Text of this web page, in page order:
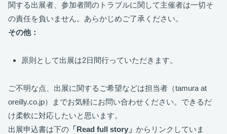
関する出展者、参加者間のトラブルに関して主催者は一切そ
の責任を負いません。あらかじめご了承ください。
その他：
原則として出展は2日間行っていただきます。
ご不明な点、出展に関するご希望などは担当者（tamura at
oreilly.co.jp）までお気軽にお問い合わせください。できるだ
け柔軟に対応したいと思います。
出展申込書は下の 「Read full story」 からリンクしていま